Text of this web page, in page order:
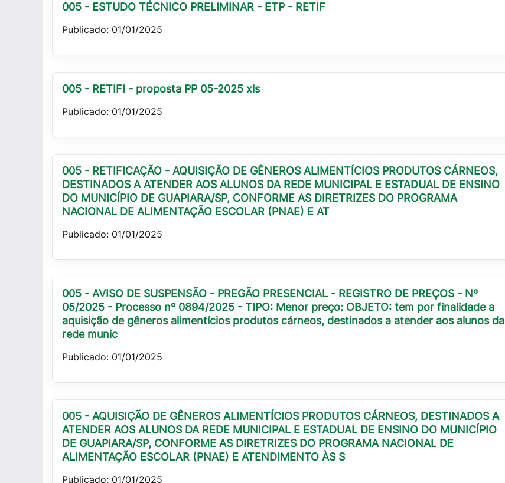
005 - ESTUDO TÉCNICO PRELIMINAR - ETP - RETIF
Publicado: 01/01/2025
005 - RETIFI - proposta PP 05-2025 xls
Publicado: 01/01/2025
005 - RETIFICAÇÃO - AQUISIÇÃO DE GÊNEROS ALIMENTÍCIOS PRODUTOS CÁRNEOS,
DESTINADOS A ATENDER AOS ALUNOS DA REDE MUNICIPAL E ESTADUAL DE ENSINO
DO MUNICÍPIO DE GUAPIARA/SP, CONFORME AS DIRETRIZES DO PROGRAMA
NACIONAL DE ALIMENTAÇÃO ESCOLAR (PNAE) E AT
Publicado: 01/01/2025
005 - AVISO DE SUSPENSÃO - PREGÃO PRESENCIAL - REGISTRO DE PREÇOS - Nº
05/2025 - Processo nº 0894/2025 - TIPO: Menor preço: OBJETO: tem por finalidade a
aquisição de gêneros alimentícios produtos cárneos, destinados a atender aos alunos da
rede munic
Publicado: 01/01/2025
005 - AQUISIÇÃO DE GÊNEROS ALIMENTÍCIOS PRODUTOS CÁRNEOS, DESTINADOS A
ATENDER AOS ALUNOS DA REDE MUNICIPAL E ESTADUAL DE ENSINO DO MUNICÍPIO
DE GUAPIARA/SP, CONFORME AS DIRETRIZES DO PROGRAMA NACIONAL DE
ALIMENTAÇÃO ESCOLAR (PNAE) E ATENDIMENTO ÀS S
Publicado: 01/01/2025